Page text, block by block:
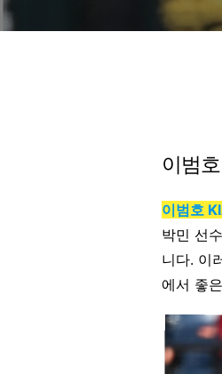
이범
이범호
박민 선
니다. 이
에서 좋